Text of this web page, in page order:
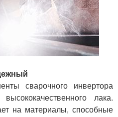
сварочного инвертора
лака.
на материалы, способные